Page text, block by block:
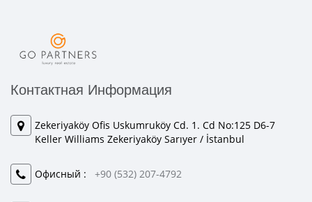
Контактная Информация
Zekeriyaköy Ofis Uskumruköy Cd. 1. Cd No:125 D6-7
Keller Williams Zekeriyaköy Sarıyer / İstanbul
Офисный : +90 (532) 207-4792